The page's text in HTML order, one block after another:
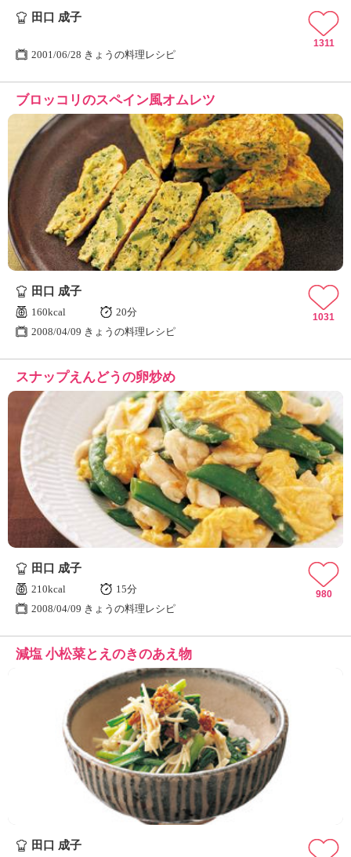
田口 成子
2001/06/28 きょうの料理レシピ
1311
ブロッコリのスペイン風オムレツ
田口 成子
160kcal
20分
2008/04/09 きょうの料理レシピ
1031
スナップえんどうの卵炒め
田口 成子
210kcal
15分
2008/04/09 きょうの料理レシピ
980
減塩 小松菜とえのきのあえ物
田口 成子